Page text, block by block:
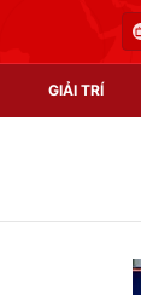
GIẢI TRÍ